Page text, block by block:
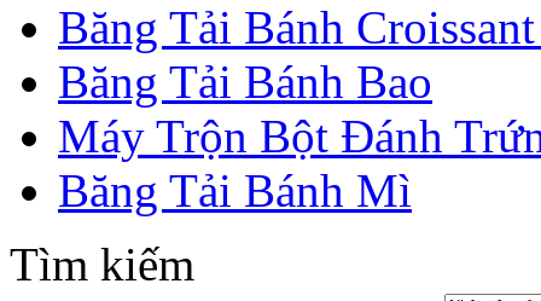
Băng Tải Bánh
Băng Tải Bánh Bao
Máy Trộn Bột Đánh
Băng Tải Bánh Mì
Tìm kiếm